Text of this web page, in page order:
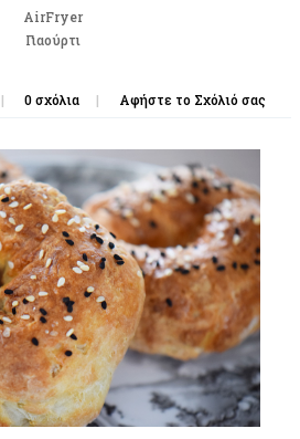
AirFryer
Γιαούρτι
0 σχόλια Αφήστε το Σχόλιό σας